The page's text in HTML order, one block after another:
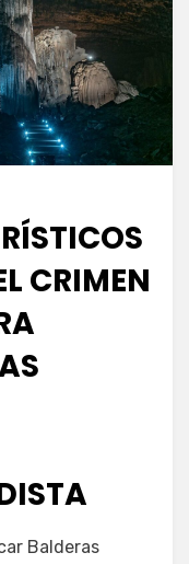
CRIMEN
Balderas